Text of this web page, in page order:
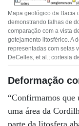
Mapa geológico da Bacia
demonstrando falhas de
comparação com a vista
gotejamento litosférico. A
representadas com setas
DeCelles, et al.; cortesia
Deformação
“Confirmamos que
uma área da